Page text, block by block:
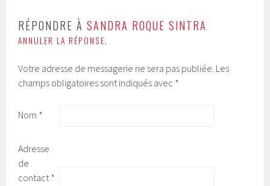
RÉPONDRE ÀSANDRA ROQUE SINTRA
ANNULER LA RÉPONSE.
Votre adresse de messagerie ne sera pas publiée. Les
champs obligatoires sont indiqués avec *
Nom *
Adresse
de
contact *